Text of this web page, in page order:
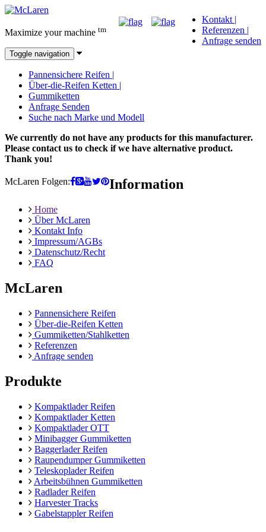
Kontakt |
Referenzen |
Anfrage senden
Maximize your machine tm
Toggle navigation
Pannensichere Reifen |
Über-die-Reifen Ketten |
Gummiketten
Anfrage Senden
Suche nach Marke und Modell
We currently do not have any products for this manufacturer.
Please contact us to check if we have alternative product.
Thank you!
McLaren Folgen: Information
Home
Über McLaren
Kontakt Info
Impressum/AGBs
Datenschutz/Recht
FAQ
McLaren
Pannensichere Reifen
Über-die-Reifen Ketten
Gummiketten/Stahlketten
Referenzen
Anfrage senden
Produkte
Kompaktlader Reifen
Kompaktlader Ketten
Kompaktlader OTT
Minibagger Gummiketten
Baggerlader Reifen
Raupendumper Gummiketten
Teleskoplader Reifen
Arbeitsbühnen Gummiketten
Radlader Reifen
Harvester Tracks
Gabelstappler Reifen